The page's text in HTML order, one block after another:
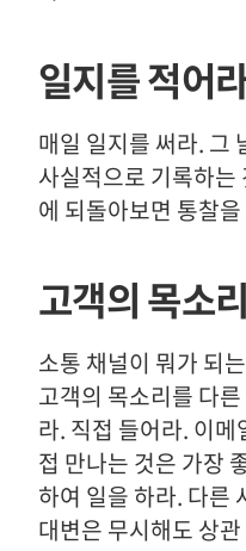
일지를 적어
매일 일지를 써라. 그
사실적으로 기록하
에 되돌아보면 통찰
고객의 목소
소통 채널이 뭐가 되
고객의 목소리를 다
라. 직접 들어라. 이
접 만나는 것은 가장
하여 일을 하라. 다른
대변은 무시해도 상